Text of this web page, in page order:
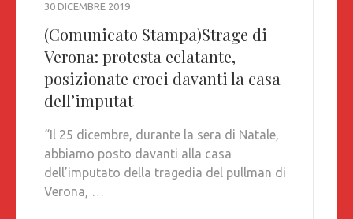
30 DICEMBRE 2019
(Comunicato Stampa)Strage di
Verona: protesta eclatante,
posizionate croci davanti la casa
dell’imputat
“Il 25 dicembre, durante la sera di Natale,
abbiamo posto davanti alla casa
dell’imputato della tragedia del pullman di
Verona, …